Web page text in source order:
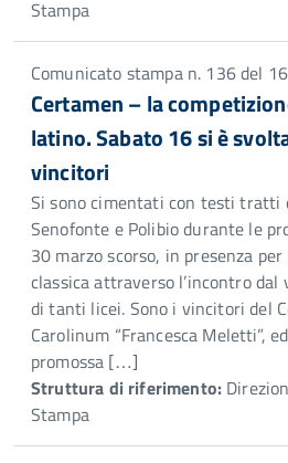
Stampa
Comunicato stampa n. 136 del
Certamen – la
latino. Sabato 16 si è
vincitori
Si sono cimentati con testi tratti
Senofonte e Polibio durante le
30 marzo scorso, in presenza
classica attraverso l’incontro
di tanti licei. Sono i vincitori del
Carolinum “Francesca Meletti”,
promossa […]
Struttura di riferimento:
Stampa